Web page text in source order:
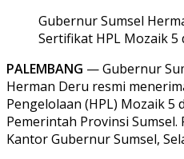
Gubernur Sumsel
Sertifikat HPL Mozaik 5
PALEMBANG — Gubernur
Herman Deru resmi
Pengelolaan (HPL) Mozaik 5
Pemerintah Provinsi
Kantor Gubernur Sumsel,